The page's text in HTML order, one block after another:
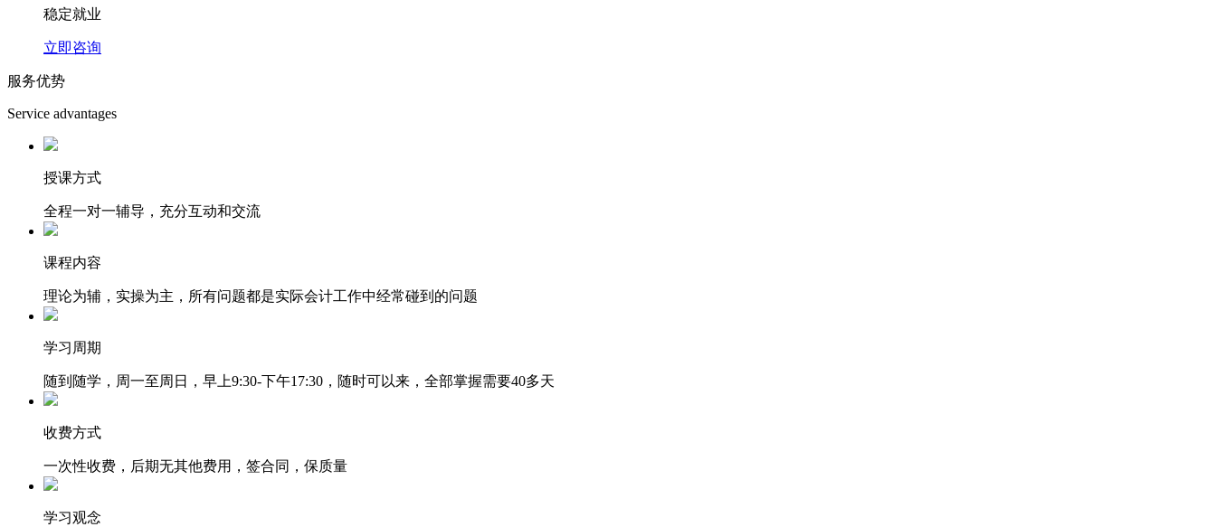
稳定就业
立即咨询
服务优势
Service advantages
授课方式
全程一对一辅导，充分互动和交流
课程内容
理论为辅，实操为主，所有问题都是实际会计工作中经常碰到的问题
学习周期
随到随学，周一至周日，早上9:30-下午17:30，随时可以来，全部掌握需要40多天
收费方式
一次性收费，后期无其他费用，签合同，保质量
学习观念